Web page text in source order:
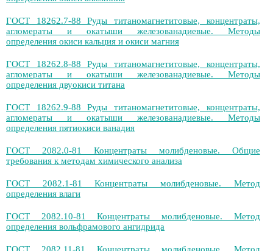
ГОСТ 18262.7-88 Руды титаномагнетитовые, концентраты,
агломераты и окатыши железованадиевые. Методы
определения окиси кальция и окиси магния
ГОСТ 18262.8-88 Руды титаномагнетитовые, концентраты,
агломераты и окатыши железованадиевые. Методы
определения двуокиси титана
ГОСТ 18262.9-88 Руды титаномагнетитовые, концентраты,
агломераты и окатыши железованадиевые. Методы
определения пятиокиси ванадия
ГОСТ 2082.0-81 Концентраты молибденовые. Общие
требования к методам химического анализа
ГОСТ 2082.1-81 Концентраты молибденовые. Метод
определения влаги
ГОСТ 2082.10-81 Концентраты молибденовые. Метод
определения вольфрамового ангидрида